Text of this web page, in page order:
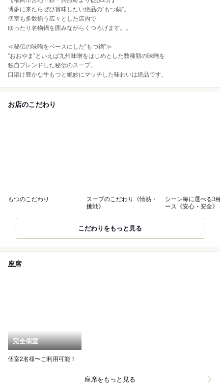
博多に来たらぜひ賞味したい絶品の”もつ鍋”。
個室も多数揃う広々とした店内で
ゆったり名物鍋を囲みながらくつろげます。。
≪秘伝の味噌をベースにした”もつ鍋”≫
”おおやま”といえば九州味噌をはじめとした数種類の味噌を
独自ブレンドした秘伝のスープ。
口溶け豊かな牛もつと絶妙にマッチした味わいは絶品です。
お店のこだわり
もつのこだわり
スープのこだわり《情熱・
挑戦》
シーン毎に選べる3
ース《安心・安全》
こだわりをもっと見る
座席
完全個室
個室2名様〜ご利用可能！
座席をもっと見る